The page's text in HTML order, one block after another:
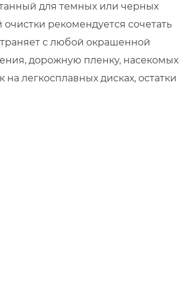
для темных или черных
рекомендуется сочетать
с любой окрашенной
дорожную пленку,
легкосплавных дисках, остатки